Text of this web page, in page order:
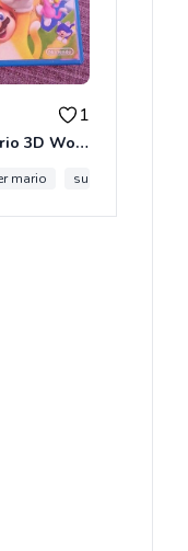
punch man
1
Jeu Super Mario 3D World sur wii u
mario super mario 3d